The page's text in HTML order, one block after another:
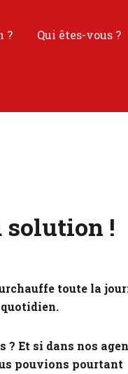
? Qui êtes-vous ?
solution !
toute la
quotidien.
Et si dans nos
pouvions pourtant